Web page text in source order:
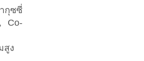
กุซซี่
Co-
สูง